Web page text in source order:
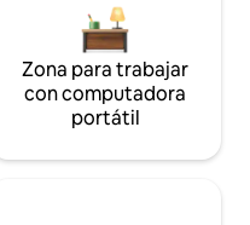
Zona para trabajar
con computadora
portátil